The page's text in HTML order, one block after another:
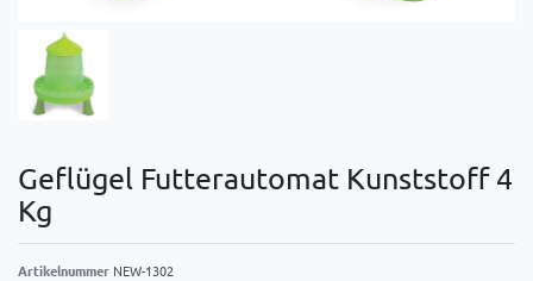
Geflügel Futterautomat Kunststoff 4
Kg
Artikelnummer NEW-1302